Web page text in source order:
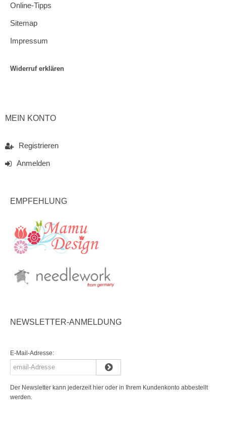
Online-Tipps
Sitemap
Impressum
Widerruf erklären
MEIN KONTO
Registrieren
Anmelden
EMPFEHLUNG
NEWSLETTER-ANMELDUNG
E-Mail-Adresse:
Der Newsletter kann jederzeit hier oder in Ihrem Kundenkonto abbestellt
werden.